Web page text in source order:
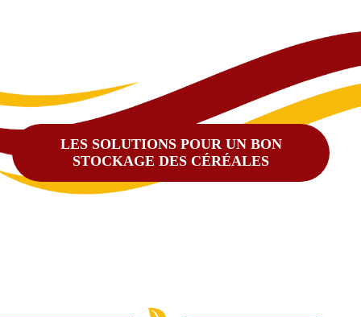
LES SOLUTIONS POUR UN BON
STOCKAGE DES CÉRÉALES